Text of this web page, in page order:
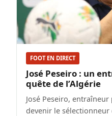
FOOT EN DIRECT
José Peseiro : un
quête de l’Algérie
José Peseiro,
devenir le sélectionneur